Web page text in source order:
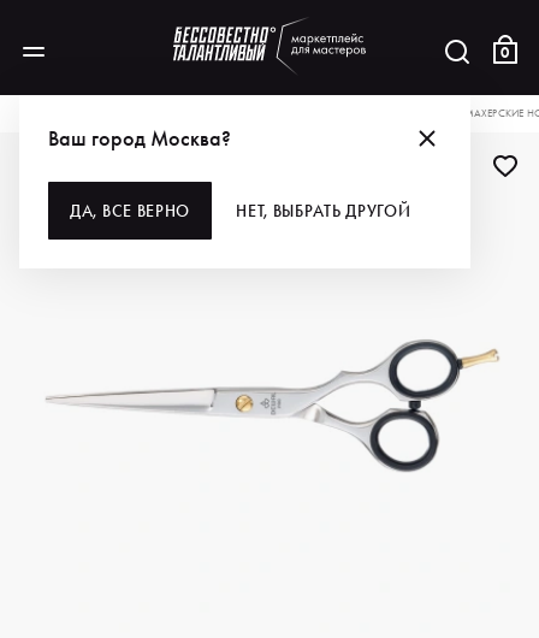
0
Ваш город Москва?
ДА, ВСЕ ВЕРНО НЕТ, ВЫБРАТЬ ДРУГОЙ
DEWAL PRO